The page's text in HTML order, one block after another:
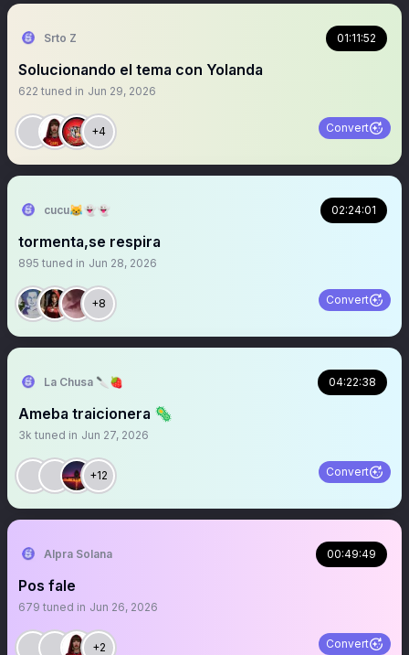
Srto Z 01:11:52
Solucionando el tema con Yolanda
622 tuned in Jun 29, 2026
+4 Convert
cucu😹👻👻 02:24:01
tormenta,se respira
895 tuned in Jun 28, 2026
+8 Convert
La Chusa 🔪🍓 04:22:38
Ameba traicionera 🦠
3k tuned in Jun 27, 2026
+12 Convert
Alpra Solana 00:49:49
Pos fale
679 tuned in Jun 26, 2026
+2 Convert